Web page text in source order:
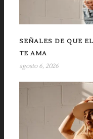
SEÑALES DE QUE
TE AMA
agosto 6, 2026